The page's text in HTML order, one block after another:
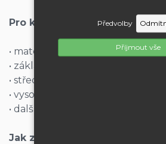
Předvolby
Příjmout vše
Pro koho je nabídka určena?
• mateřské školy
• základní školy
• střední školy
• vysoké školy
• další vzdělávací a příspěvkové
Jak získat tyto podmínky?